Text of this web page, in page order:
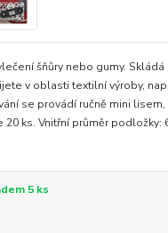
šňůry nebo gumy.
v oblasti textilní výroby,
se provádí ručně mini
ks. Vnitřní průměr podložky:
5 ks